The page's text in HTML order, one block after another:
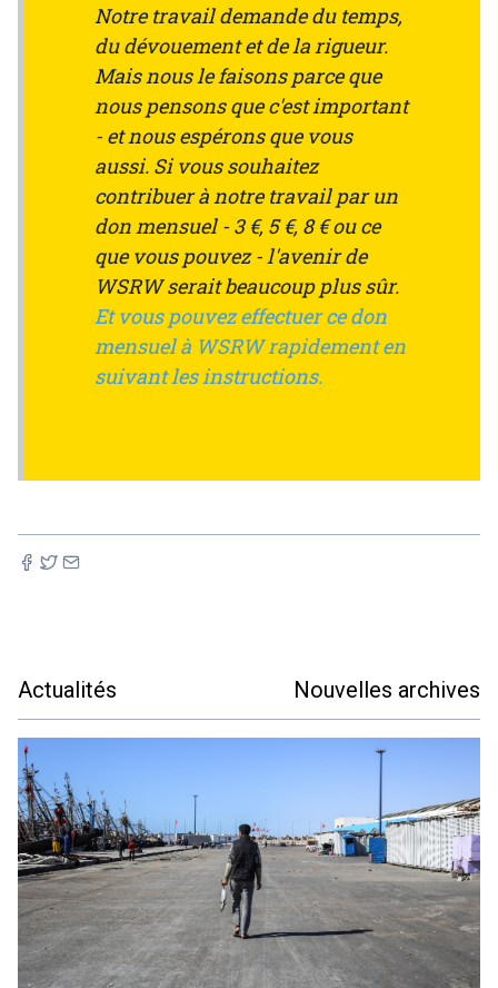
Notre travail demande du temps,
du dévouement et de la rigueur.
Mais nous le faisons parce que
nous pensons que c'est important
- et nous espérons que vous
aussi. Si vous souhaitez
contribuer à notre travail par un
don mensuel - 3 €, 5 €, 8 € ou ce
que vous pouvez - l'avenir de
WSRW serait beaucoup plus sûr.
Et vous pouvez effectuer ce don
mensuel à WSRW rapidement en
suivant les instructions.
Actualités Nouvelles archives